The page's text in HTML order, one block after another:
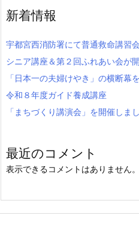
新着情報
宇都宮西消防署にて普通救命講習
シニア講座＆第２回ふれあい会が
「日本一の夫婦けやき」の横断幕
令和８年度ガイド養成講座
「まちづくり講演会」を開催しま
最近のコメント
表示できるコメントはありません。